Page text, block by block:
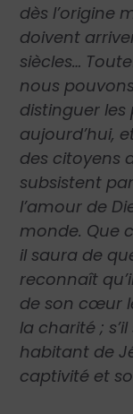
dès l’origine
doivent
siècles…
nous
distinguer les
aujourd’hui,
des citoyens
subsistent
l’amour de
monde. Que
il saura de
reconnaît
de son cœur
la charité ;
habitant de
captivité et